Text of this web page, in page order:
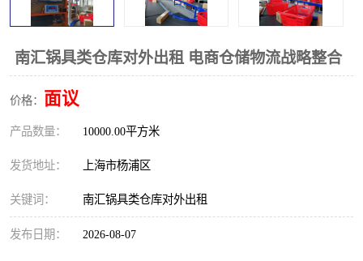
南汇锅具类仓库对外出租 电商仓储物流战略整合
价格： 面议
产品数量： 10000.00平方米
发货地址： 上海市杨浦区
关键词： 南汇锅具类仓库对外出租
发布日期： 2026-08-07